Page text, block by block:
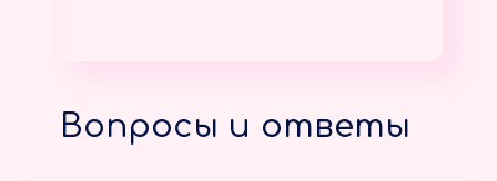
Вопросы и ответы